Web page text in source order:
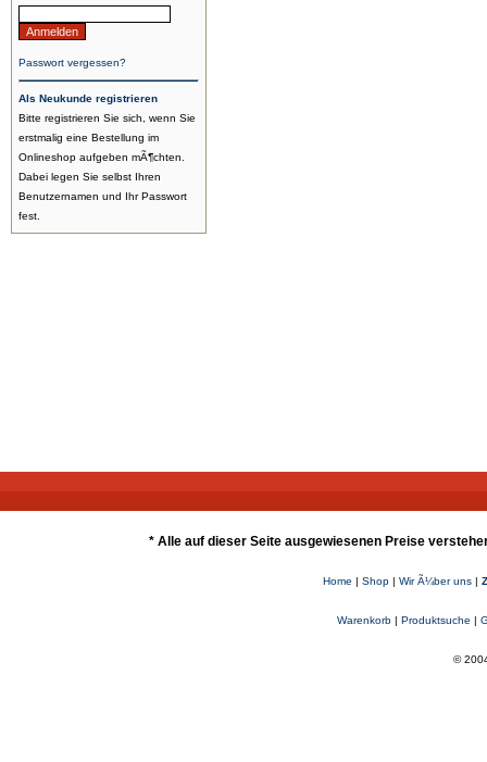
Passwort vergessen?
Als Neukunde registrieren
Bitte registrieren Sie sich, wenn Sie
erstmalig eine Bestellung im
Onlineshop aufgeben mÃ¶chten.
Dabei legen Sie selbst Ihren
Benutzernamen und Ihr Passwort
fest.
* Alle auf dieser Seite ausgewiesenen Preise
Home | Shop| Wir Ã¼ber uns|
Warenkorb| Produktsuche |
©